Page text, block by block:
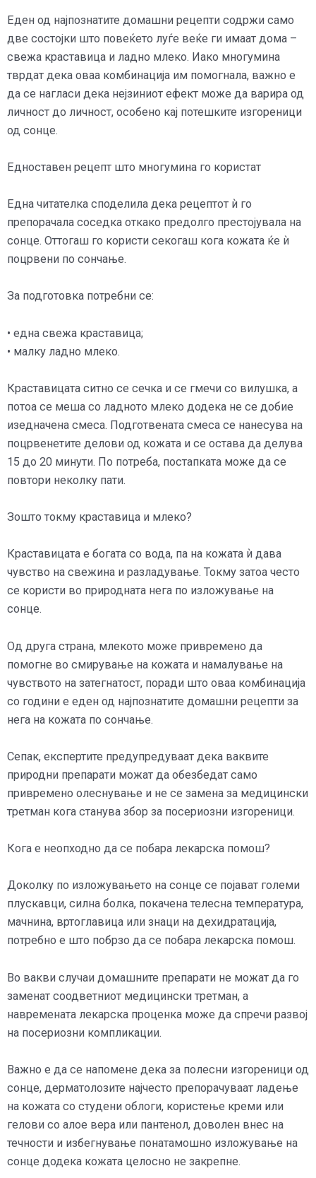
Еден од најпознатите домашни рецепти содржи само
две состојки што повеќето луѓе веќе ги имаат дома –
свежа краставица и ладно млеко. Иако многумина
тврдат дека оваа комбинација им помогнала, важно е
да се нагласи дека нејзиниот ефект може да варира од
личност до личност, особено кај потешките изгореници
од сонце.
Едноставен рецепт што многумина го користат
Една читателка споделила дека рецептот ѝ го
препорачала соседка откако предолго престојувала на
сонце. Оттогаш го користи секогаш кога кожата ќе ѝ
поцрвени по сончање.
За подготовка потребни се:
• една свежа краставица;
• малку ладно млеко.
Краставицата ситно се сечка и се гмечи со вилушка, а
потоа се меша со ладното млеко додека не се добие
изедначена смеса. Подготвената смеса се нанесува на
поцрвенетите делови од кожата и се остава да делува
15 до 20 минути. По потреба, постапката може да се
повтори неколку пати.
Зошто токму краставица и млеко?
Краставицата е богата со вода, па на кожата ѝ дава
чувство на свежина и разладување. Токму затоа често
се користи во природната нега по изложување на
сонце.
Од друга страна, млекото може привремено да
помогне во смирување на кожата и намалување на
чувството на затегнатост, поради што оваа комбинација
со години е еден од најпознатите домашни рецепти за
нега на кожата по сончање.
Сепак, експертите предупредуваат дека ваквите
природни препарати можат да обезбедат само
привремено олеснување и не се замена за медицински
третман кога станува збор за посериозни изгореници.
Кога е неопходно да се побара лекарска помош?
Доколку по изложувањето на сонце се појават големи
плускавци, силна болка, покачена телесна температура,
мачнина, вртоглавица или знаци на дехидратација,
потребно е што побрзо да се побара лекарска помош.
Во вакви случаи домашните препарати не можат да го
заменат соодветниот медицински третман, а
навремената лекарска проценка може да спречи развој
на посериозни компликации.
Важно е да се напомене дека за полесни изгореници од
сонце, дерматолозите најчесто препорачуваат ладење
на кожата со студени облоги, користење креми или
гелови со алое вера или пантенол, доволен внес на
течности и избегнување понатамошно изложување на
сонце додека кожата целосно не закрепне.